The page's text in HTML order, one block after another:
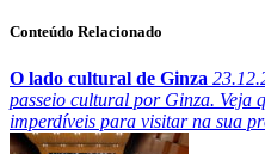
Conteúdo Relacionado
O lado cultural de Ginza
passeio cultural por Ginza. Veja
imperdíveis para visitar na sua